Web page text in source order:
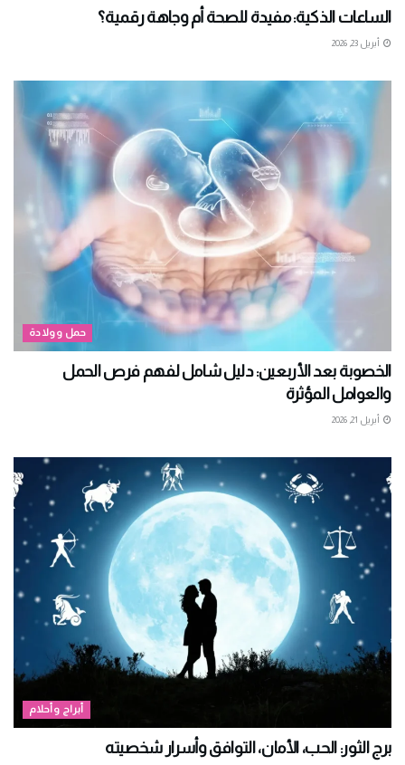
الساعات الذكية: مفيدة للصحة أم وجاهة رقمية؟
أبريل 23, 2026
حمل وولادة
الخصوبة بعد الأربعين: دليل شامل لفهم فرص الحمل
والعوامل المؤثرة
أبريل 21, 2026
أبراج وأحلام
برج الثور: الحب، الأمان، التوافق وأسرار شخصيته